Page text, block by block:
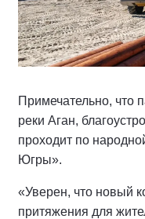
Примечательно, что
реки Аган,
проходит по
Югры».
«Уверен, что новый
притяжения для